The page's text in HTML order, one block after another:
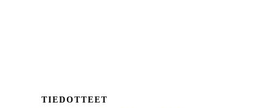
TIEDOTTEET